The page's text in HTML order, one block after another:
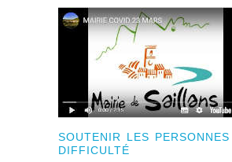
SOUTENIR LES PERSONNES
DIFFICULTÉ